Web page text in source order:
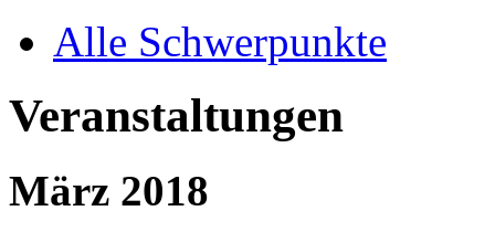
Alle Schwerpunkte
Veranstaltungen
März 2018